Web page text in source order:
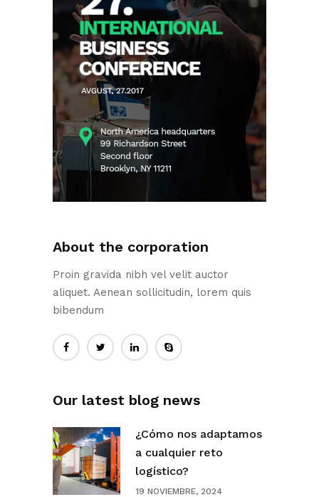
About the corporation
Proin gravida nibh vel velit auctor
aliquet. Aenean sollicitudin, lorem quis
bibendum
Our latest blog news
¿Cómo nos adaptamos
a cualquier reto
logístico?
19 NOVIEMBRE, 2024